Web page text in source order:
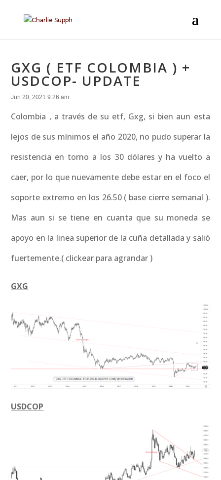
GXG ( ETF COLOMBIA ) +
USDCOP- UPDATE
Jun 20, 2021 9:26 am
Colombia , a través de su etf, Gxg, si bien aun esta
lejos de sus mínimos el año 2020, no pudo superar la
resistencia en torno a los 30 dólares y ha vuelto a
caer, por lo que nuevamente debe estar en el foco el
soporte extremo en los 26.50 ( base cierre semanal ).
Mas aun si se tiene en cuanta que su moneda se
apoyo en la linea superior de la cuña detallada y salió
fuertemente.( clickear para agrandar )
GXG
USDCOP